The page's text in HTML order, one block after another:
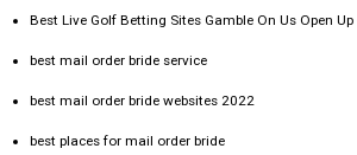
Best Live Golf Betting Sites Gamble On Us Open
best mail order bride service
best mail order bride websites 2022
best places for mail order bride